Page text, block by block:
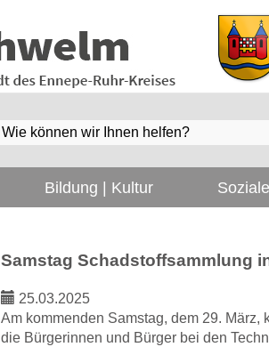
Bildung | Kultur
Samstag Schadstoffsammlung
25.03.2025
Am kommenden Samstag, dem 29. März,
die Bürgerinnen und Bürger bei den